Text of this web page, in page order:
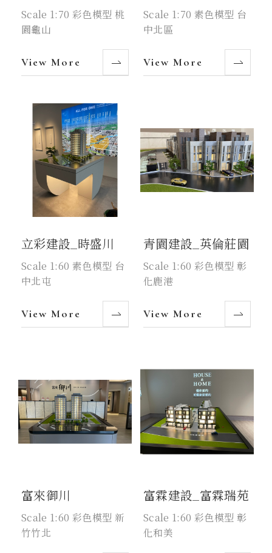
Scale 1:70 彩色模型 桃
園龜山
View More
Scale 1:70 素色模型 台
中北區
View More
立彩建設_時盛川
Scale 1:60 素色模型 台
中北屯
View More
青園建設_英倫莊園
Scale 1:60 彩色模型 彰
化鹿港
View More
富來御川
Scale 1:60 彩色模型 新
竹竹北
富霖建設_富霖瑞苑
Scale 1:60 彩色模型 彰
化和美